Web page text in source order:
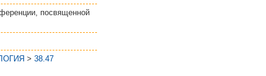
посвященной
> 38.47